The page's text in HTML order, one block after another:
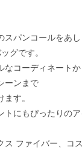
スパンコールをあ
グです。
なコーディネート
ーンまで
す。
にもぴったりのア
ス ファイバー、コ